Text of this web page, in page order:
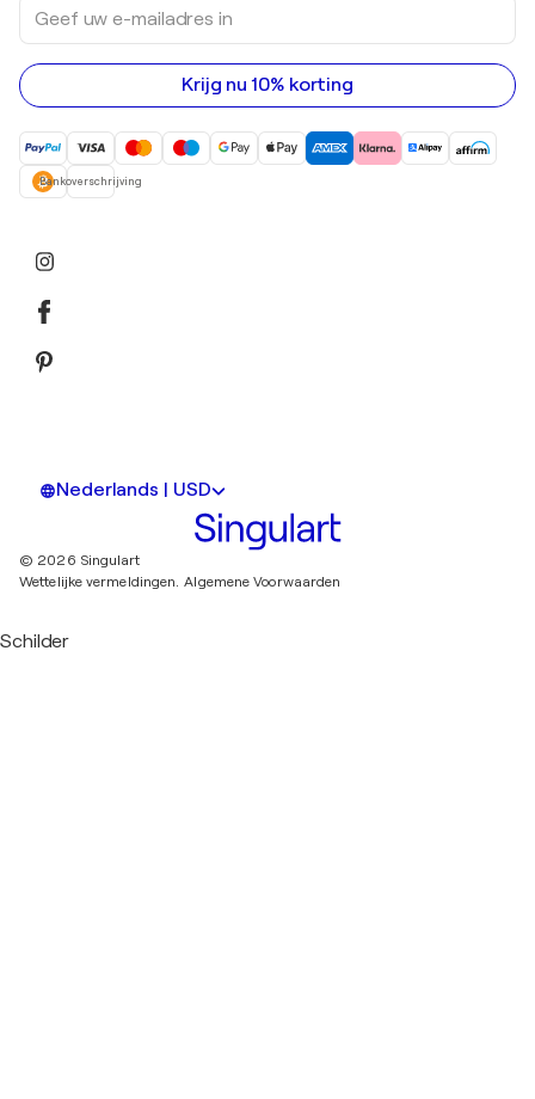
Acrylverfschilderijen
uw
e-
mailadres
in
Krijg nu 10% korting
Bankoverschrijving
Nederlands | USD
© 2026 Singulart
Wettelijke vermeldingen. Algemene Voorwaarden
Schilder